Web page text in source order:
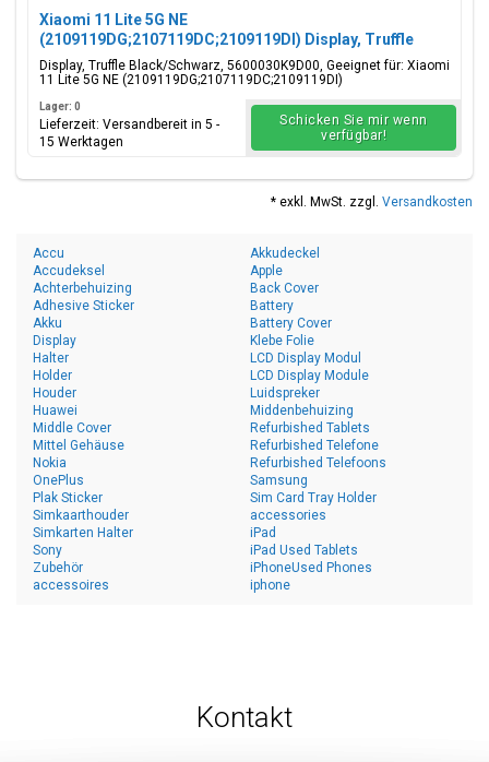
Xiaomi 11 Lite 5G NE
(2109119DG;2107119DC;2109119DI) Display, Truffle
Black/Schwarz, 5600030K9D00
Display, Truffle Black/Schwarz, 5600030K9D00, Geeignet für: Xiaomi
11 Lite 5G NE (2109119DG;2107119DC;2109119DI)
Lager: 0
Lieferzeit: Versandbereit in 5 -
15 Werktagen
Schicken Sie mir wenn
verfügbar!
* exkl. MwSt. zzgl. Versandkosten
Accu
Accudeksel
Achterbehuizing
Adhesive Sticker
Akku
Akkudeckel
Apple
Back Cover
Battery
Battery Cover
Display
Halter
Holder
Houder
Huawei
Klebe Folie
LCD Display Modul
LCD Display Module
Luidspreker
Middenbehuizing
Middle Cover
Mittel Gehäuse
Nokia
OnePlus
Plak Sticker
Refurbished Tablets
Refurbished Telefone
Refurbished Telefoons
Samsung
Sim Card Tray Holder
Simkaarthouder
Simkarten Halter
Sony
Zubehör
accessoires
accessories
iPad
iPad Used Tablets
iPhoneUsed Phones
iphone
Kontakt